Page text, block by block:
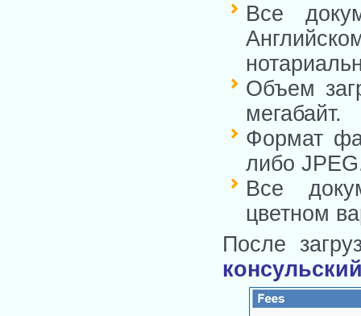
Все
Объем
мегабайт.
Формат
либо
Все
цветном
После